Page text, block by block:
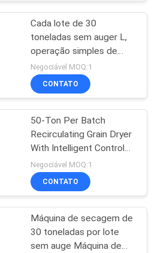
de fluxo
de grão de
13
Cada lote de 30
toneladas sem auger L,
operação simples de
secador, secador
agrícola.
Negociável MOQ:1
CONTATO
50-Ton Per Batch
Recirculating Grain Dryer
With Intelligent Control
System
Negociável MOQ:1
CONTATO
Máquina de secagem de
30 toneladas por lote
sem auge Máquina de